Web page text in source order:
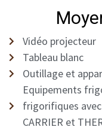
Vidéo projecteur
Tableau blanc
Outillage et
Equipements
frigorifiques
CARRIER et